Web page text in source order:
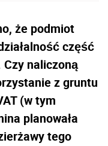
że podmiot
część
naliczoną
z gruntu
(w tym
planowała
tego